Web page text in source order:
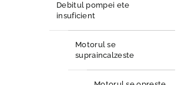
Debitul pompei ete
insuficient
Motorul se
supraincalzeste